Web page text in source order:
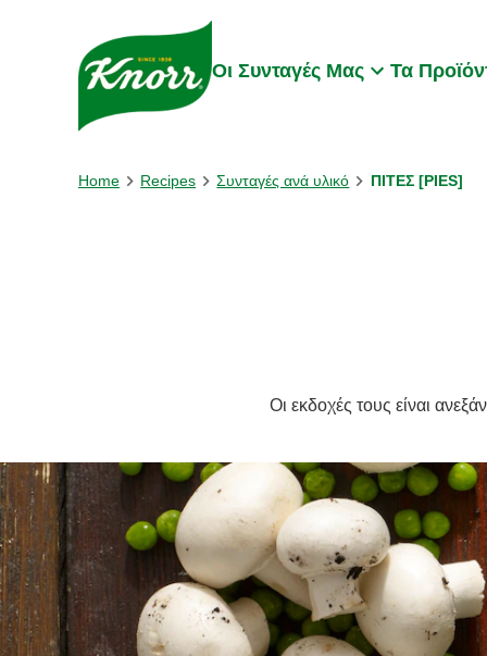
Skip to:
Οι Συνταγές Μας Τα
Home Recipes Συνταγές ανά υλικό ΠΙΤΕΣ [PIES]
Οι εκδοχές τους είναι